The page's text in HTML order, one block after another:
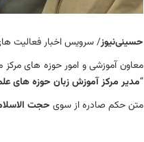
حسینی‌نیوز/ سرویس اخبار فعالیت
معاون آموزشی و امور حوزه های
“مدیر مرکز آموزش زبان حوزه های
متن حکم صادره از سوی حجت